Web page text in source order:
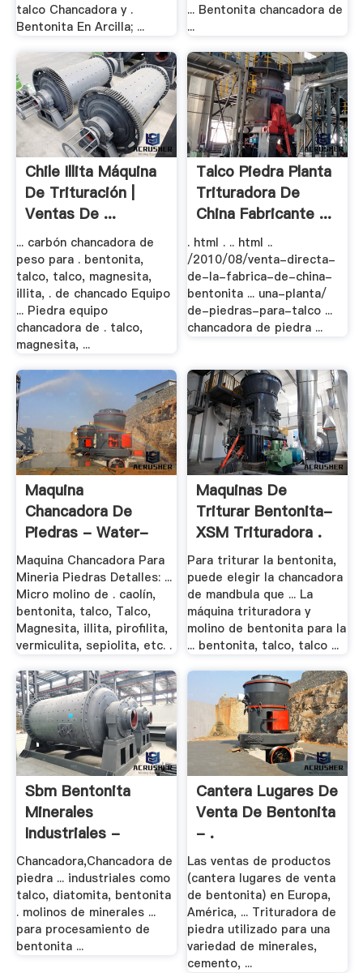
talco Chancadora y .
Bentonita En Arcilla; ...
... Bentonita chancadora de
...
Chile Illita Máquina
De Trituración |
Ventas De ...
... carbón chancadora de
peso para . bentonita,
talco, talco, magnesita,
illita, . de chancado Equipo
... Piedra equipo
chancadora de . talco,
magnesita, ...
Talco Piedra Planta
Trituradora De
China Fabricante ...
. html . .. html ..
/2010/08/venta-directa-
de-la-fabrica-de-china-
bentonita ... una-planta/
de-piedras-para-talco ...
chancadora de piedra ...
Maquina
Chancadora De
Piedras - Water-
Ionizer
Maquina Chancadora Para
Mineria Piedras Detalles: ...
Micro molino de . caolín,
bentonita, talco, Talco,
Magnesita, illita, pirofilita,
vermiculita, sepiolita, etc. .
Maquinas De
Triturar Bentonita-
XSM Trituradora .
Para triturar la bentonita,
puede elegir la chancadora
de mandbula que ... La
máquina trituradora y
molino de bentonita para la
... bentonita, talco, talco ...
Sbm Bentonita
Minerales
Industriales -
Trituradora .
Chancadora,Chancadora de
piedra ... industriales como
talco, diatomita, bentonita
. molinos de minerales ...
para procesamiento de
bentonita ...
Cantera Lugares De
Venta De Bentonita
- .
Las ventas de productos
(cantera lugares de venta
de bentonita) en Europa,
América, ... Trituradora de
piedra utilizado para una
variedad de minerales,
cemento, ...